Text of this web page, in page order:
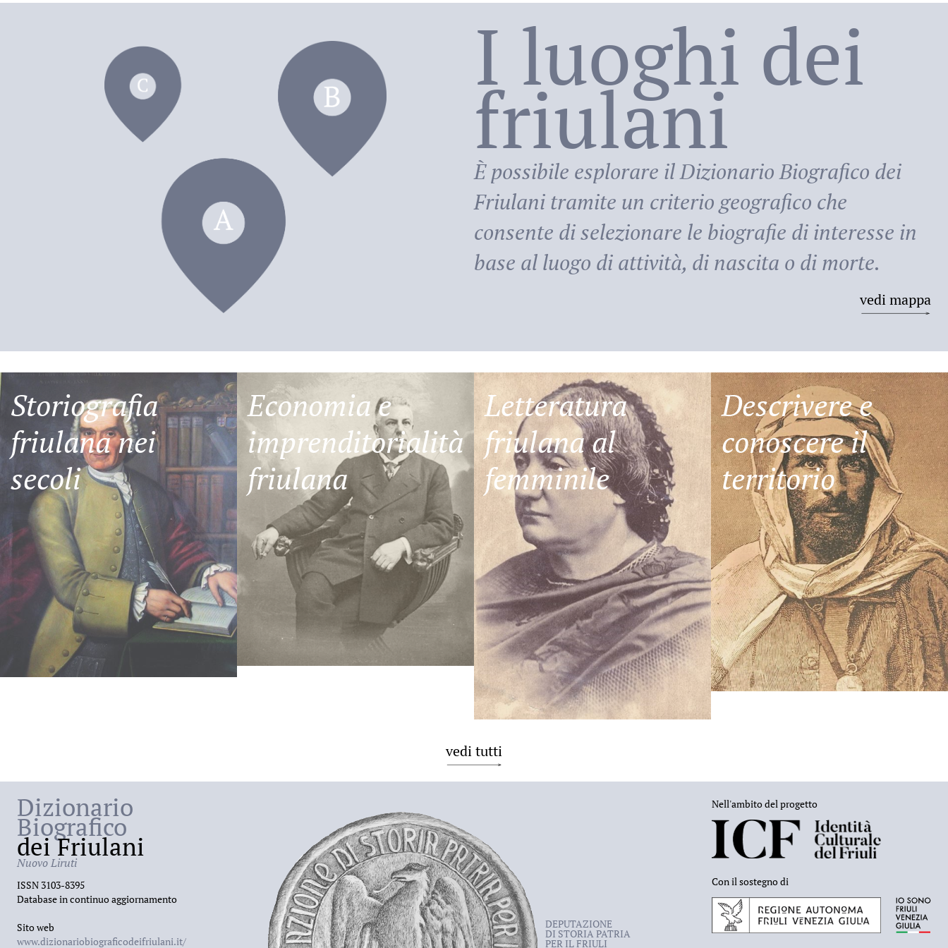
dei Friulani
I luoghi dei
friulani
È possibile esplorare ilDizionario Biografico dei
Friulani tramite un criterio geografico che
consente di selezionare le biografie di interesse in
base al luogo di attività, di nascita o di morte.
vedi mappa
Storiografia
friulana nei
secoli
Economia e
imprenditorialità
friulana
Letteratura
friulana al
femminile
Descrivere e
conoscere il
territorio
vedi tutti
Dizionario
Biografico
dei Friulani
Nuovo Liruti
ISSN 3103-8395
Database in continuo aggiornamento
Sito web
www.dizionariobiograficodeifriulani.it/
DEPUTAZIONE
DI STORIA PATRIA
PER IL FRIULI
Nell'ambito del progetto
Con il sostegno di